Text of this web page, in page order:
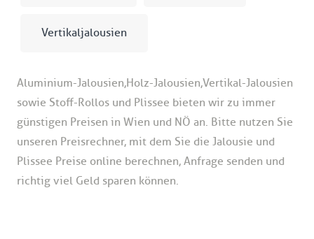
Vertikaljalousien
Aluminium-Jalousien, Holz-Jalousien, Vertikal-Jalousien
sowie Stoff-Rollos und Plissee bieten wir zu immer
günstigen Preisen in Wien und NÖ an. Bitte nutzen Sie
unseren Preisrechner, mit dem Sie die Jalousie und
Plissee Preise online berechnen, Anfrage senden und
richtig viel Geld sparen können.